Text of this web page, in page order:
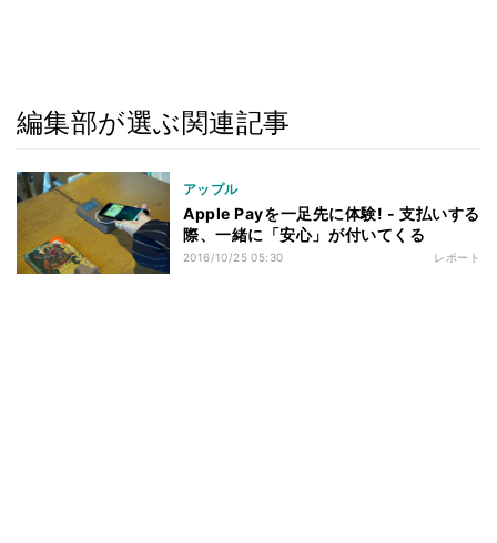
編集部が選ぶ関連記事
アップル
Apple Payを一足先に体験! - 支払いする
際、一緒に「安心」が付いてくる
2016/10/25 05:30 レポート